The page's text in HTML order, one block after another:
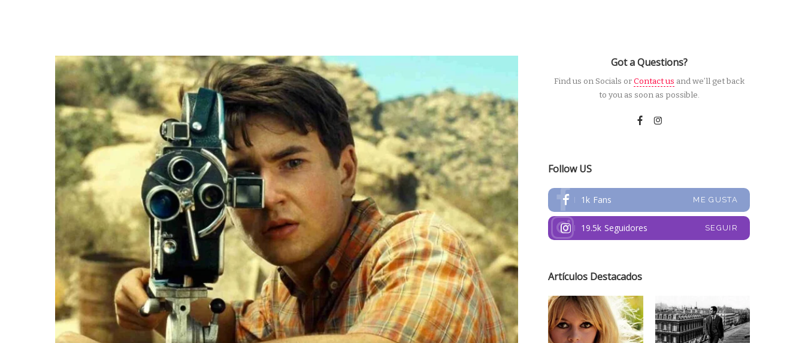
Got a Questions?
Find us on Socials orContact us and we’ll get back
to you as soon as possible.
Follow US
1k Fans ME GUSTA
19.5k Seguidores SEGUIR
Artículos Destacados